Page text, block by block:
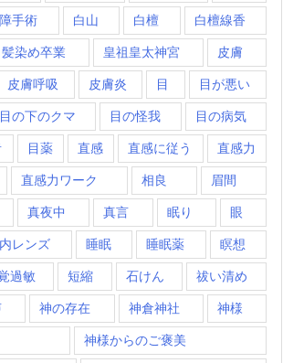
手術 白山 白檀 白檀線香
髪染め卒業 皇祖皇太神宮 皮膚
皮膚呼吸 皮膚炎 目 目が悪い
目の下のクマ 目の怪我 目の病気
目薬 直感 直感に従う 直感力
直感力ワーク 相良 眉間
真夜中 真言 眠り 眼
レンズ 睡眠 睡眠薬 瞑想
過敏 短縮 石けん 祓い清め
神の存在 神倉神社 神様
神様からのご褒美